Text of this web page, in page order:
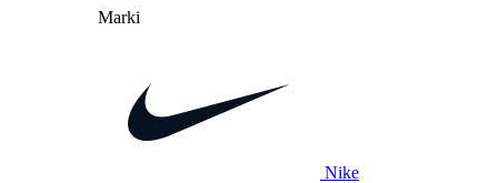
Marki
Nike